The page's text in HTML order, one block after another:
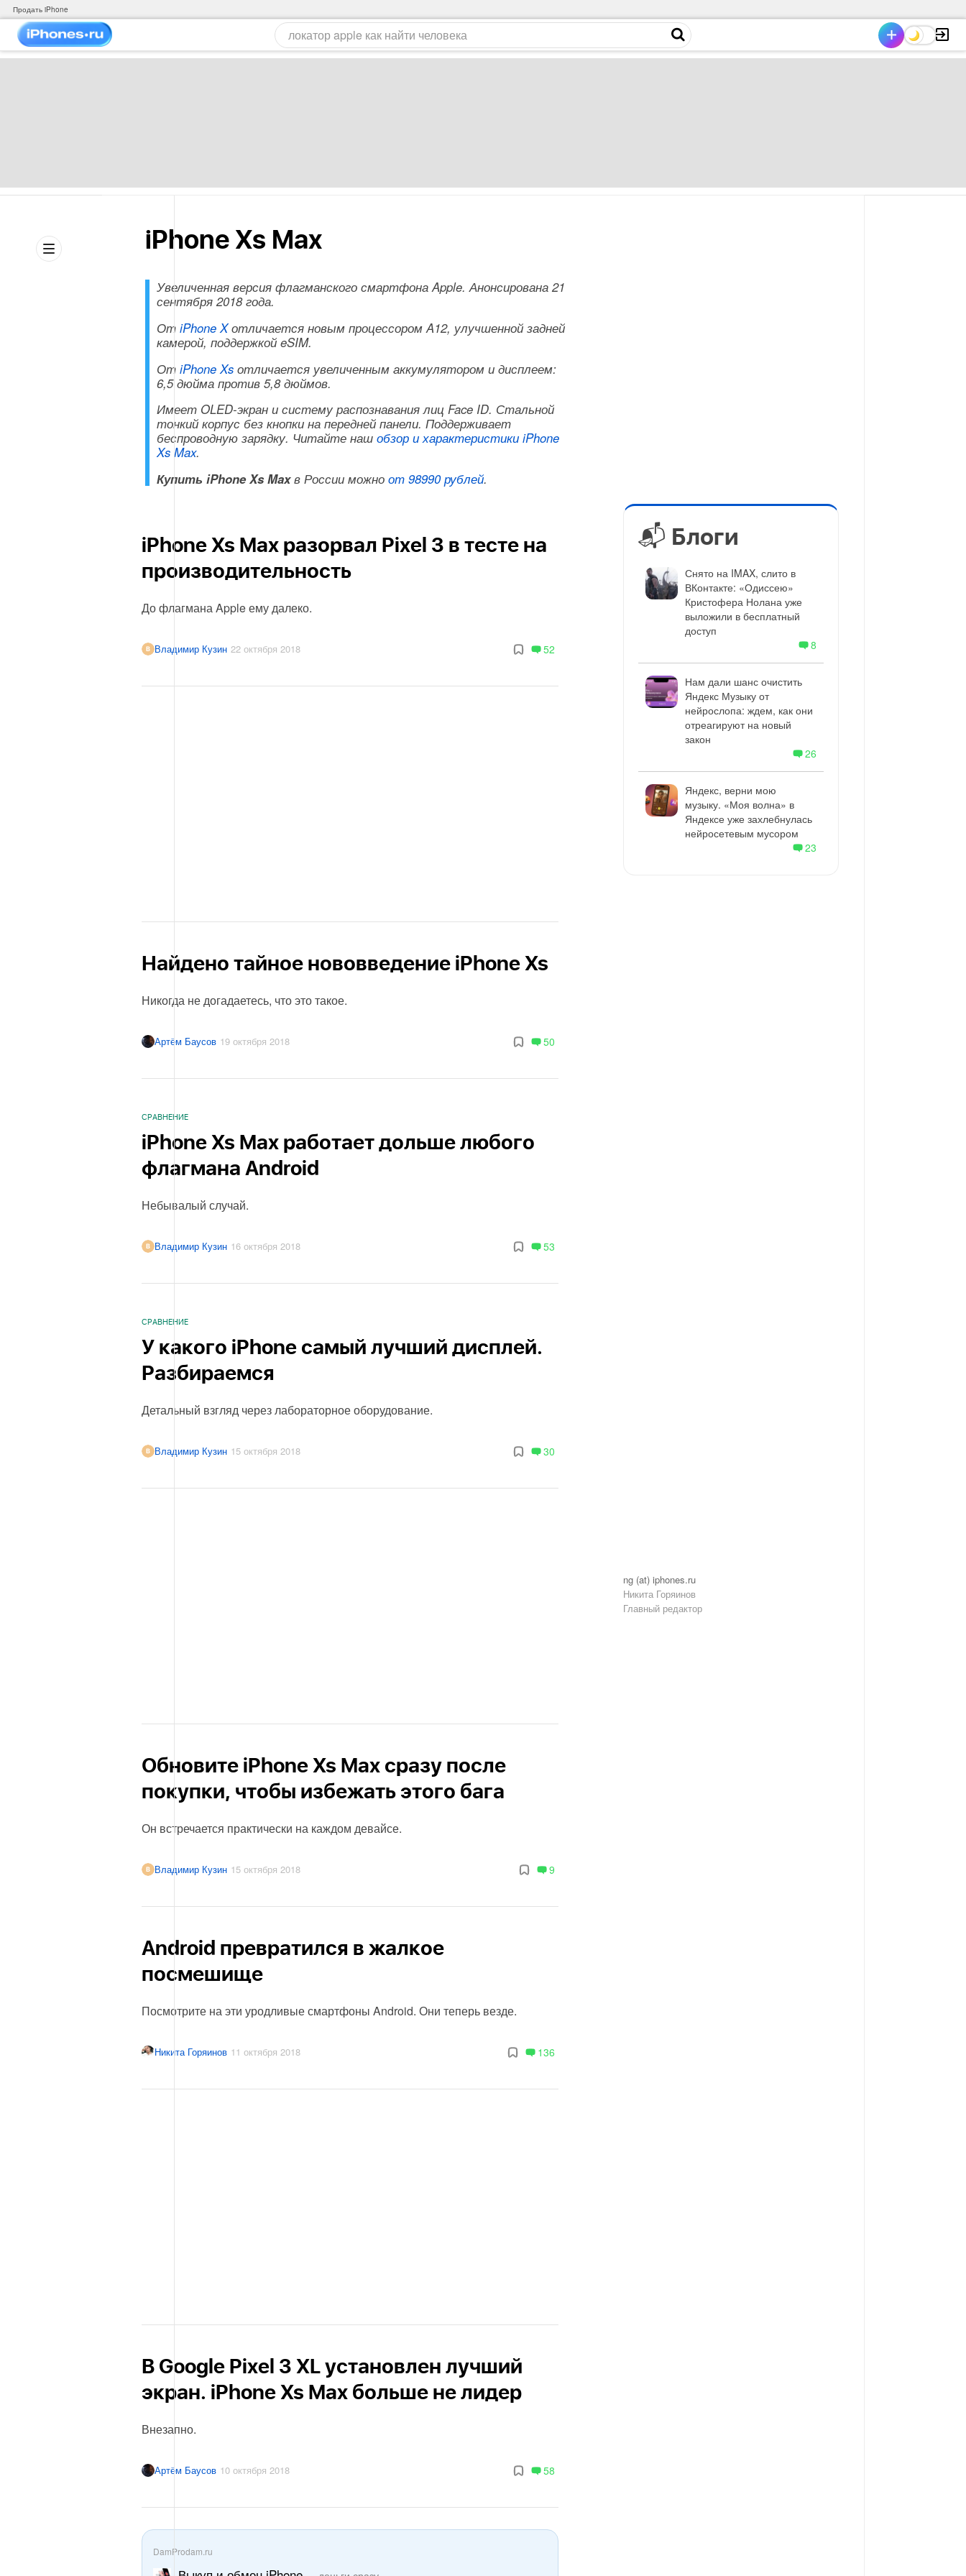
Продать iPhone
iPhone Xs Max
Увеличенная версия флагманского смартфона Apple. Анонсирована 21
сентября 2018 года.
От iPhone Xотличается новым процессором A12, улучшенной задней
камерой, поддержкой eSIM.
От iPhone Xsотличается увеличенным аккумулятором и дисплеем:
6,5 дюйма против 5,8 дюймов.
Имеет OLED-экран и систему распознавания лиц Face ID. Стальной
тонкий корпус без кнопки на передней панели. Поддерживает
беспроводную зарядку. Читайте наш обзор и характеристики iPhone
Xs Max.
Купить iPhone Xs Maxв России можно от 98990 рублей.
iPhone Xs Max разорвал Pixel 3 в тесте на
производительность
До флагмана Apple ему далеко.
Владимир Кузин 22 октября 2018 52
Найдено тайное нововведение iPhone Xs
Никогда не догадаетесь, что это такое.
Артём Баусов 19 октября 2018 50
СРАВНЕНИЕ
iPhone Xs Max работает дольше любого
флагмана Android
Небывалый случай.
Владимир Кузин 16 октября 2018 53
СРАВНЕНИЕ
У какого iPhone самый лучший дисплей.
Разбираемся
Детальный взгляд через лабораторное оборудование.
Владимир Кузин 15 октября 2018 30
Обновите iPhone Xs Max сразу после
покупки, чтобы избежать этого бага
Он встречается практически на каждом девайсе.
Владимир Кузин 15 октября 2018 9
Android превратился в жалкое
посмешище
Посмотрите на эти уродливые смартфоны Android. Они теперь везде.
Никита Горяинов 11 октября 2018 136
В Google Pixel 3 XL установлен лучший
экран. iPhone Xs Max больше не лидер
Внезапно.
Артём Баусов 10 октября 2018 58
DamProdam.ru
📬 Блоги
Снято на IMAX, слито в
ВКонтакте: «Одиссею»
Кристофера Нолана уже
выложили в бесплатный
доступ
8
Нам дали шанс очистить
Яндекс Музыку от
нейрослопа: ждем, как они
отреагируют на новый
закон
26
Яндекс, верни мою
музыку. «Моя волна» в
Яндексе уже захлебнулась
нейросетевым мусором
23
ng (at) iphones.ru
Никита Горяинов
Главный редактор